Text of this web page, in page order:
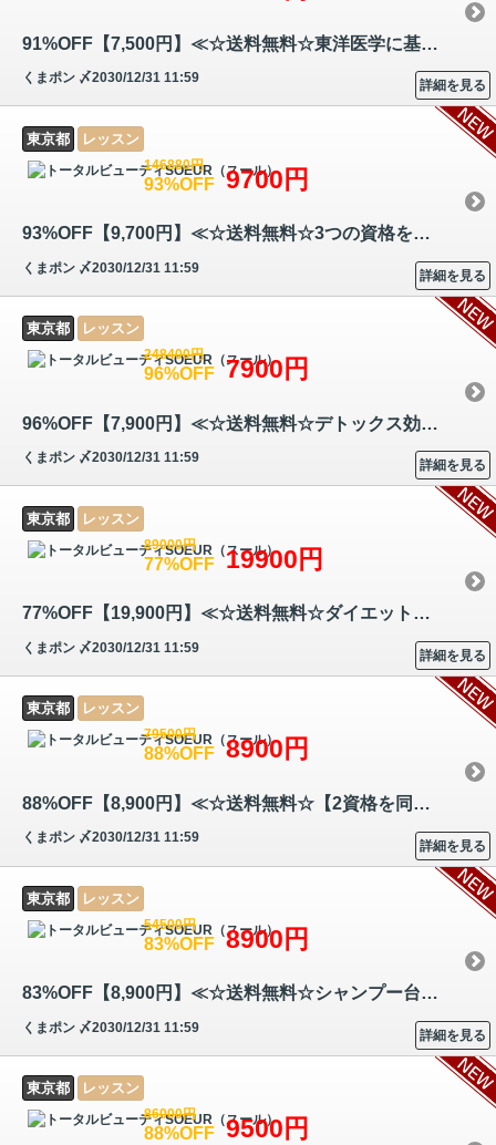
91%OFF【7,500円】≪☆送料無料☆東洋医学に基づく「漢方」と「ハーブ」の知…
くまポン 〆2030/12/31 11:59
詳細を見る
東京都 レッスン
146880円
93%OFF 9700円
93%OFF【9,700円】≪☆送料無料☆3つの資格を同時取得可能！リラクゼーション…
くまポン 〆2030/12/31 11:59
詳細を見る
東京都 レッスン
248400円
96%OFF 7900円
96%OFF【7,900円】≪☆送料無料☆デトックス効果のあるセルライトリンパマッ…
くまポン 〆2030/12/31 11:59
詳細を見る
東京都 レッスン
89000円
77%OFF 19900円
77%OFF【19,900円】≪☆送料無料☆ダイエットをしたいと考えている方など、ト…
くまポン 〆2030/12/31 11:59
詳細を見る
東京都 レッスン
79500円
88%OFF 8900円
88%OFF【8,900円】≪☆送料無料☆【2資格を同時取得】肌のケアに必要な理論や…
くまポン 〆2030/12/31 11:59
詳細を見る
東京都 レッスン
54500円
83%OFF 8900円
83%OFF【8,900円】≪☆送料無料☆シャンプー台がなくても手軽に施せるヘッド…
くまポン 〆2030/12/31 11:59
詳細を見る
東京都 レッスン
86000円
88%OFF 9500円